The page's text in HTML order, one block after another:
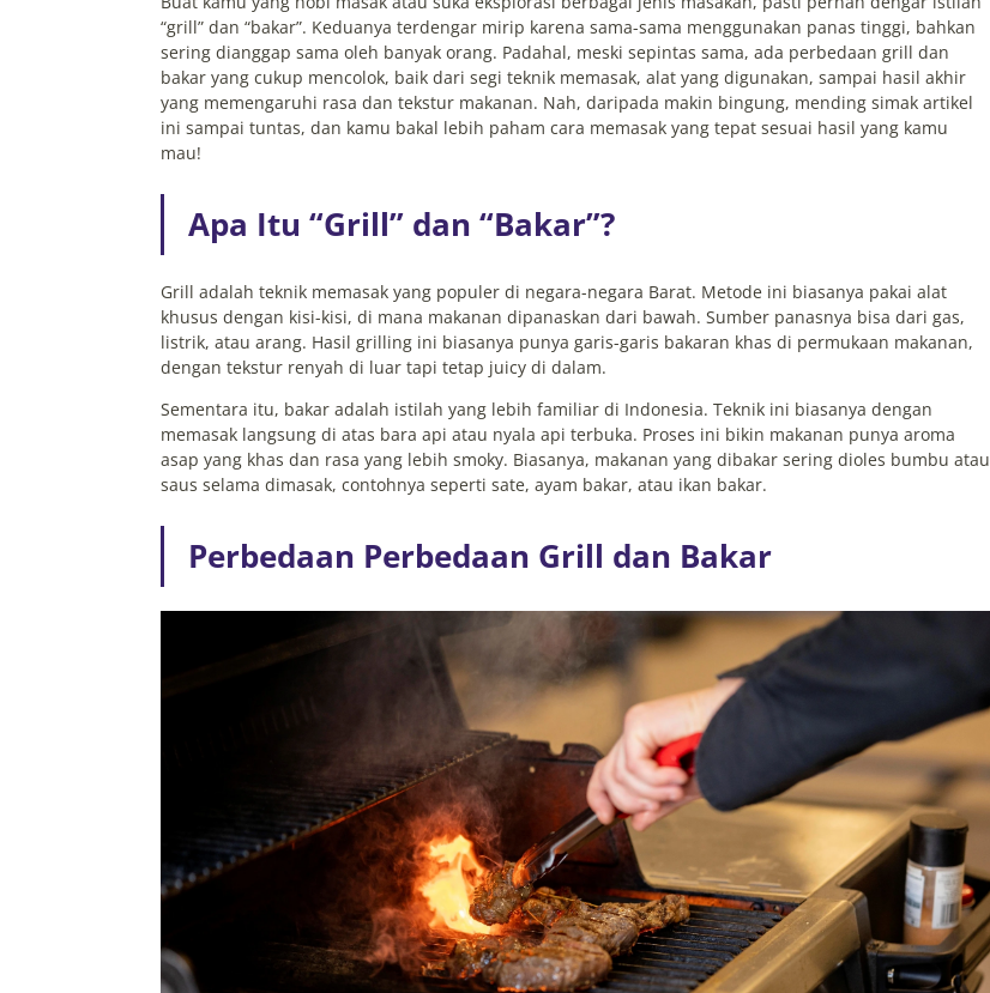
“grill” dan “bakar”. Keduanya terdengar mirip karena sama-sama menggunakan panas tinggi, bahkan
sering dianggap sama oleh banyak orang. Padahal, meski sepintas sama, ada perbedaan grill dan
bakar yang cukup mencolok, baik dari segi teknik memasak, alat yang digunakan, sampai hasil akhir
yang memengaruhi rasa dan tekstur makanan. Nah, daripada makin bingung, mending simak artikel
ini sampai tuntas, dan kamu bakal lebih paham cara memasak yang tepat sesuai hasil yang kamu
mau!
Apa Itu “Grill” dan “Bakar”?
Grill adalah teknik memasak yang populer di negara-negara Barat. Metode ini biasanya pakai alat
khusus dengan kisi-kisi, di mana makanan dipanaskan dari bawah. Sumber panasnya bisa dari gas,
listrik, atau arang. Hasil grilling ini biasanya punya garis-garis bakaran khas di permukaan makanan,
dengan tekstur renyah di luar tapi tetap juicy di dalam.
Sementara itu, bakar adalah istilah yang lebih familiar di Indonesia. Teknik ini biasanya dengan
memasak langsung di atas bara api atau nyala api terbuka. Proses ini bikin makanan punya aroma
asap yang khas dan rasa yang lebih smoky. Biasanya, makanan yang dibakar sering dioles bumbu atau
saus selama dimasak, contohnya seperti sate, ayam bakar, atau ikan bakar.
Perbedaan Perbedaan Grill dan Bakar